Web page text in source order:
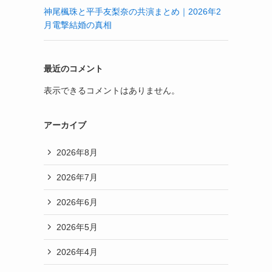
神尾楓珠と平手友梨奈の共演まとめ｜2026年2
月電撃結婚の真相
最近のコメント
表示できるコメントはありません。
アーカイブ
2026年8月
2026年7月
2026年6月
2026年5月
2026年4月